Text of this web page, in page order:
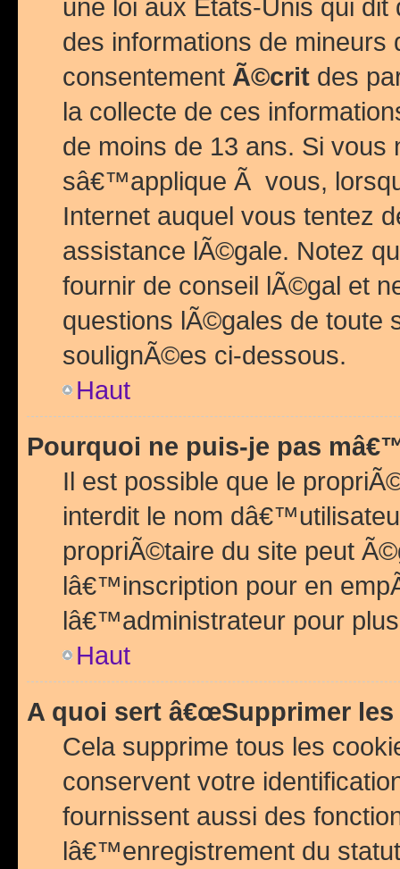
une loi aux Etats-Unis qui
des informations de mineurs
consentement Ã©crit des
la collecte de ces
de moins de 13 ans. Si
sâ€™applique Ã vous,
Internet auquel vous tentez
assistance lÃ©gale. Notez
fournir de conseil lÃ©gal et
questions lÃ©gales de
soulignÃ©es ci-dessous.
Haut
Pourquoi ne puis-je pas
Il est possible que le
interdit le nom
propriÃ©taire du site peut
lâ€™inscription pour en
lâ€™administrateur pour
Haut
A quoi sert â€œSupprimer les
Cela supprime tous les
conservent votre
fournissent aussi des
lâ€™enregistrement du